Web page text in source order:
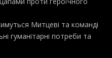
Митцеві та команді
гуманітарні потреби та